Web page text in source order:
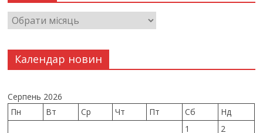
Календар новин
Серпень 2026
Пн
Вт Ср Чт Пт Сб
Нд
1
2